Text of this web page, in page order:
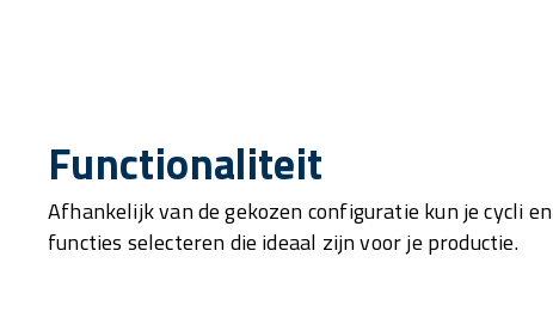
Functionaliteit
Afhankelijk van de gekozen configuratie kun je cycli en
functies selecteren die ideaal zijn voor je productie.